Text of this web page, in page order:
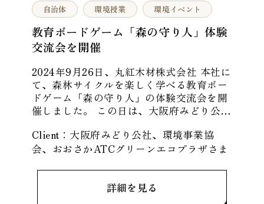
自治体 環境授業 環境イベント
教育ボードゲーム「森の守り人」体験
交流会を開催
2024年9月26日、丸紅木材株式会社 本社に
て、森林サイクルを楽しく学べる教育ボー
ドゲーム「森の守り人」の体験交流会を開
催しました。 この日は、大阪府みどり公
エコプラザの皆さまを
Client： 大阪府みどり公社、環境事業協
会、おおさかATCグリーンエコプラザさま
詳細を見る